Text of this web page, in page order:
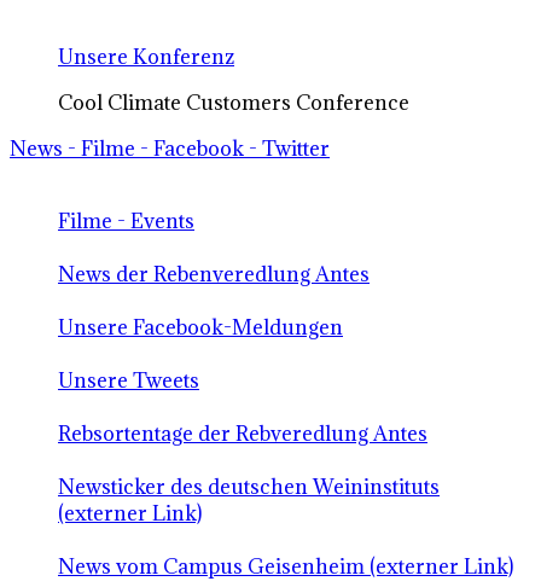
Unsere Konferenz
Cool Climate Customers Conference
News - Filme - Facebook - Twitter
Filme - Events
News der Rebenveredlung Antes
Unsere Facebook-Meldungen
Unsere Tweets
Rebsortentage der Rebveredlung Antes
Newsticker des deutschen Weininstituts
(externer Link)
News vom Campus Geisenheim (externer Link)